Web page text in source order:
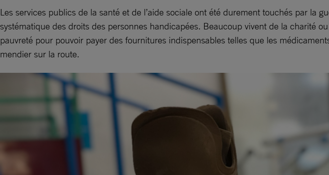
Les services publics de la santé et de l’aide sociale ont été durement touchés par la
systématique des droits des personnes handicapées. Beaucoup vivent de la charité
pauvreté pour pouvoir payer des fournitures indispensables telles que les
mendier sur la route.